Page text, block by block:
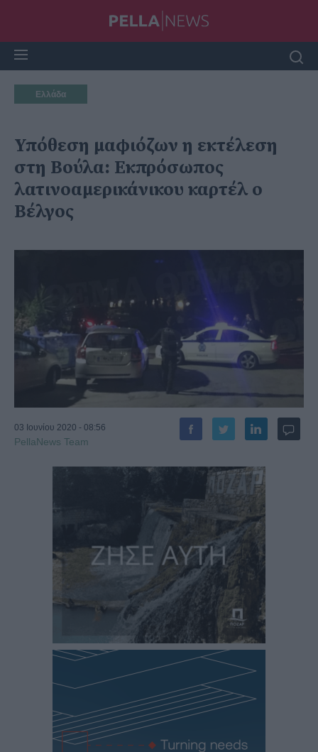
Ελλάδα
Υπόθεση μαφιόζων η εκτέλεση
στη Βούλα: Εκπρόσωπος
λατινοαμερικάνικου καρτέλ ο
Βέλγος
03 Ιουνίου 2020 - 08:56
PellaNews Team